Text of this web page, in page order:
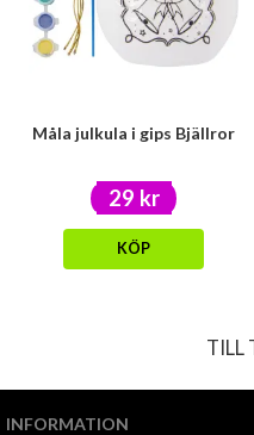
Måla julkula i gips Bjällror
29 kr
KÖP
TILL
INFORMATION